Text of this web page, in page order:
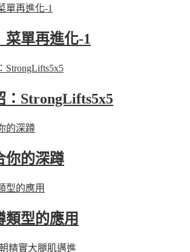
菜單再進化-1
：StrongLifts5x5
你的深蹲
類型的應用